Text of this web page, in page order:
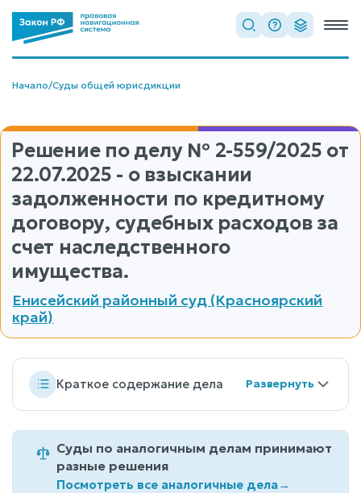
Начало/Суды общей юрисдикции
Решение по делу № 2-559/2025 от
22.07.2025 - о взыскании
задолженности по кредитному
договору, судебных расходов за
счет наследственного
имущества.
Енисейский районный суд (Красноярский
край)
Краткое содержание дела
Суды по аналогичным делам принимают
разные решения
Посмотреть все аналогичные дела→